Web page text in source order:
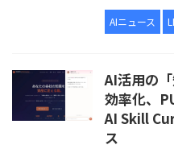
AIニュース
AI活用の
効率化、
AI Skill
ス